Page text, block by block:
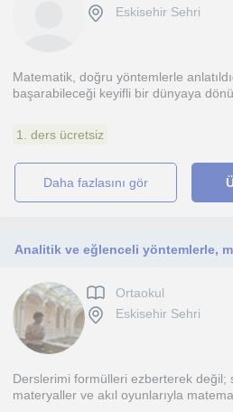
Eskisehir Sehri
Matematik, doğru yöntemlerle
başarabileceği keyifli bir dünyaya
1. ders ücretsiz
daha fazlasını gör
Ortaokul
Eskisehir Sehri
Derslerimi formülleri ezberterek değil;
materyaller ve akıl oyunlarıyla